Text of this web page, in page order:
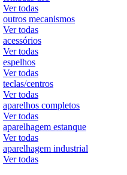
Ver todas
outros mecanismos
Ver todas
acessórios
Ver todas
espelhos
Ver todas
teclas/centros
Ver todas
aparelhos completos
Ver todas
aparelhagem estanque
Ver todas
aparelhagem industrial
Ver todas